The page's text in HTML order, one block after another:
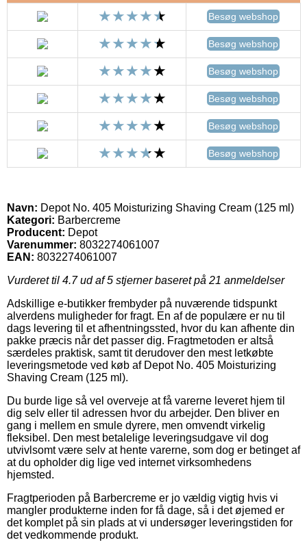
Besøg webshop
Besøg webshop
Besøg webshop
Besøg webshop
Besøg webshop
Besøg webshop
Navn: Depot No. 405 Moisturizing Shaving Cream (125 ml)
Kategori: Barbercreme
Producent: Depot
Varenummer: 8032274061007
EAN: 8032274061007
Vurderet til 4.7ud af 5 stjerner baseret på 21 anmeldelser
Adskillige e-butikker frembyder på nuværende tidspunkt
alverdens muligheder for fragt. En af de populære er nu til
dags levering til et afhentningssted, hvor du kan afhente din
pakke præcis når det passer dig. Fragtmetoden er altså
særdeles praktisk, samt tit derudover den mest letkøbte
leveringsmetode ved køb af Depot No. 405 Moisturizing
Shaving Cream (125 ml).
Du burde lige så vel overveje at få varerne leveret hjem til
dig selv eller til adressen hvor du arbejder. Den bliver en
gang i mellem en smule dyrere, men omvendt virkelig
fleksibel. Den mest betalelige leveringsudgave vil dog
utvivlsomt være selv at hente varerne, som dog er betinget af
at du opholder dig lige ved internet virksomhedens
hjemsted.
Fragtperioden på Barbercreme er jo vældig vigtig hvis vi
mangler produkterne inden for få dage, så i det øjemed er
det komplet på sin plads at vi undersøger leveringstiden for
det vedkommende produkt.